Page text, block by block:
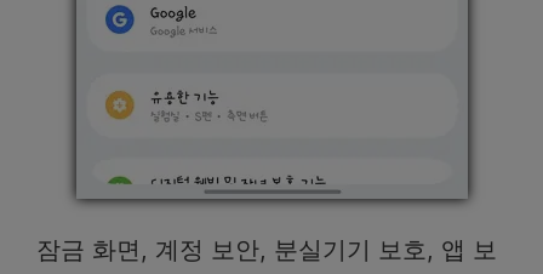
잠금 화면, 계정 보안, 분실기기 보호, 앱 보